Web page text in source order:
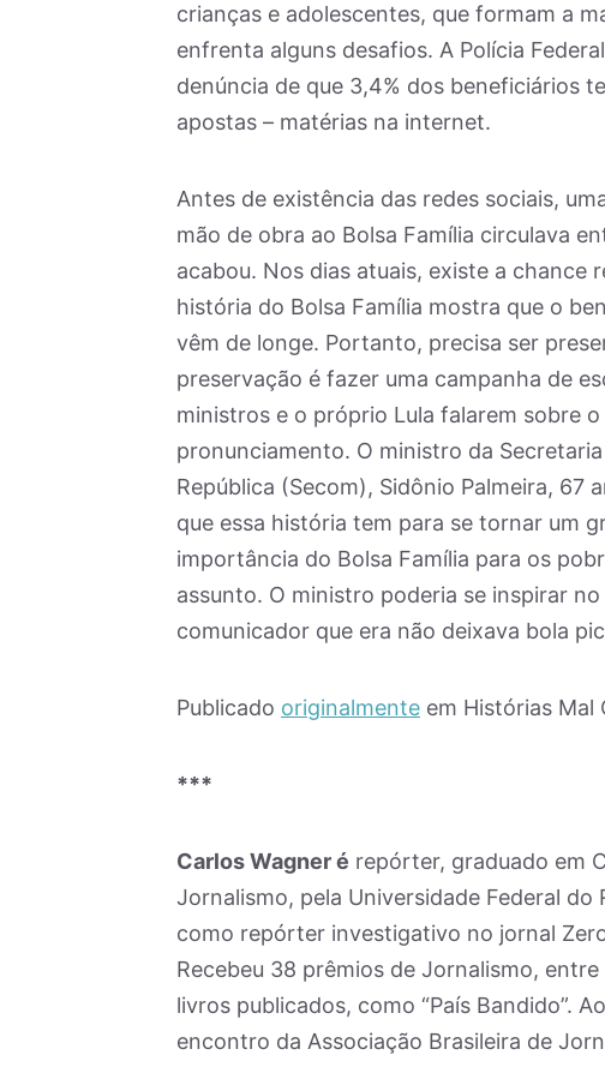
crianças e adolescentes, que formam a
enfrenta alguns desafios. A Polícia
denúncia de que 3,4% dos beneficiários
apostas – matérias na internet.
Antes de existência das redes sociais,
mão de obra ao Bolsa Família circulava
acabou. Nos dias atuais, existe a chance
história do Bolsa Família mostra que o
vêm de longe. Portanto, precisa ser
preservação é fazer uma campanha de
ministros e o próprio Lula falarem sobre
pronunciamento. O ministro da
República (Secom), Sidônio Palmeira, 67
que essa história tem para se tornar um
importância do Bolsa Família para os
assunto. O ministro poderia se inspirar
comunicador que era não deixava bola
Publicado originalmente em Histórias Mal
***
Carlos Wagner é repórter, graduado em
Jornalismo, pela Universidade Federal
como repórter investigativo no jornal
Recebeu 38 prêmios de Jornalismo,
livros publicados, como “País Bandido”.
encontro da Associação Brasileira de